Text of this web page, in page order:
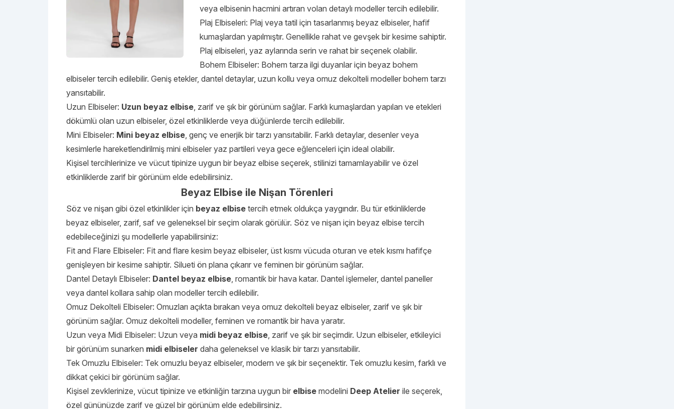
veya elbisenin hacmini artıran volan detaylı modeller tercih edilebilir.
Plaj Elbiseleri: Plaj veya tatil için tasarlanmış beyaz elbiseler, hafif
kumaşlardan yapılmıştır. Genellikle rahat ve gevşek bir kesime sahiptir.
Plaj elbiseleri, yaz aylarında serin ve rahat bir seçenek olabilir.
Bohem Elbiseler: Bohem tarza ilgi duyanlar için beyaz bohem
elbiseler tercih edilebilir. Geniş etekler, dantel detaylar, uzun kollu veya omuz dekolteli modeller bohem tarzı
yansıtabilir.
Uzun Elbiseler: Uzun beyaz elbise, zarif ve şık bir görünüm sağlar. Farklı kumaşlardan yapılan ve etekleri
dökümlü olan uzun elbiseler, özel etkinliklerde veya düğünlerde tercih edilebilir.
Mini Elbiseler: Mini beyaz elbise, genç ve enerjik bir tarzı yansıtabilir. Farklı detaylar, desenler veya
kesimlerle hareketlendirilmiş mini elbiseler yaz partileri veya gece eğlenceleri için ideal olabilir.
Kişisel tercihlerinize ve vücut tipinize uygun bir beyaz elbise seçerek, stilinizi tamamlayabilir ve özel
etkinliklerde zarif bir görünüm elde edebilirsiniz.
Beyaz Elbise ile Nişan Törenleri
Söz ve nişan gibi özel etkinlikler için beyaz elbise tercih etmek oldukça yaygındır. Bu tür etkinliklerde
beyaz elbiseler, zarif, saf ve geleneksel bir seçim olarak görülür. Söz ve nişan için beyaz elbise tercih
edebileceğinizi şu modellerle yapabilirsiniz:
Fit and Flare Elbiseler: Fit and flare kesim beyaz elbiseler, üst kısmı vücuda oturan ve etek kısmı hafifçe
genişleyen bir kesime sahiptir. Silueti ön plana çıkarır ve feminen bir görünüm sağlar.
Dantel Detaylı Elbiseler: Dantel beyaz elbise, romantik bir hava katar. Dantel işlemeler, dantel paneller
veya dantel kollara sahip olan modeller tercih edilebilir.
Omuz Dekolteli Elbiseler: Omuzları açıkta bırakan veya omuz dekolteli beyaz elbiseler, zarif ve şık bir
görünüm sağlar. Omuz dekolteli modeller, feminen ve romantik bir hava yaratır.
Uzun veya Midi Elbiseler: Uzun veya midi beyaz elbise, zarif ve şık bir seçimdir. Uzun elbiseler, etkileyici
bir görünüm sunarken midi elbiseler daha geleneksel ve klasik bir tarzı yansıtabilir.
Tek Omuzlu Elbiseler: Tek omuzlu beyaz elbiseler, modern ve şık bir seçenektir. Tek omuzlu kesim, farklı ve
dikkat çekici bir görünüm sağlar.
Kişisel zevklerinize, vücut tipinize ve etkinliğin tarzına uygun bir elbise modelini Deep Atelier ile seçerek,
özel gününüzde zarif ve güzel bir görünüm elde edebilirsiniz.